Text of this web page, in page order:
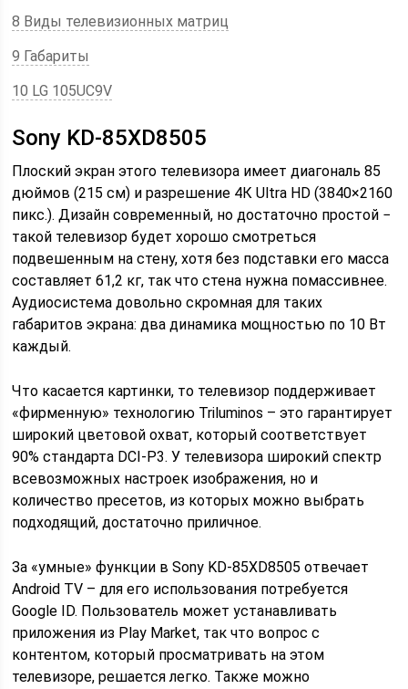
8 Виды телевизионных матриц
9 Габариты
10 LG 105UC9V
Sony KD-85XD8505
Плоский экран этого телевизора имеет диагональ 85
дюймов (215 см) и разрешение 4К Ultra HD (3840×2160
пикс.). Дизайн современный, но достаточно простой −
такой телевизор будет хорошо смотреться
подвешенным на стену, хотя без подставки его масса
составляет 61,2 кг, так что стена нужна помассивнее.
Аудиосистема довольно скромная для таких
габаритов экрана: два динамика мощностью по 10 Вт
каждый.
Что касается картинки, то телевизор поддерживает
«фирменную» технологию Triluminos – это гарантирует
широкий цветовой охват, который соответствует
90% стандарта DCI-P3. У телевизора широкий спектр
всевозможных настроек изображения, но и
количество пресетов, из которых можно выбрать
подходящий, достаточно приличное.
За «умные» функции в Sony KD-85XD8505 отвечает
Android TV – для его использования потребуется
Google ID. Пользователь может устанавливать
приложения из Play Market, так что вопрос с
контентом, который просматривать на этом
телевизоре, решается легко. Также можно